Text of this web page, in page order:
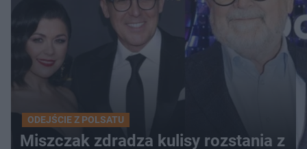
ODEJŚCIE Z POLSATU
Miszczak zdradza kulisy rozstania z